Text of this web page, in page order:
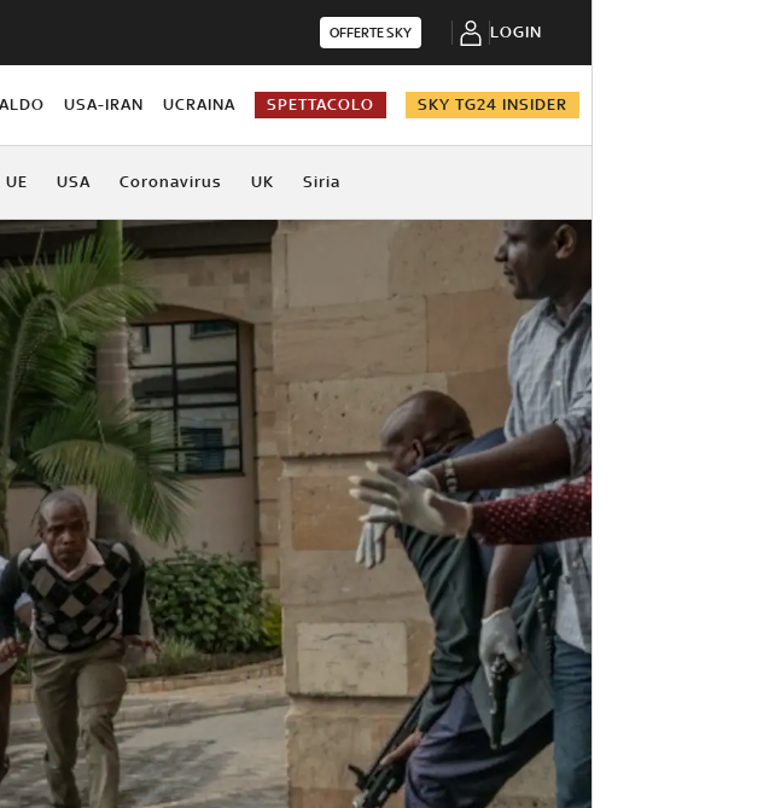
OFFERTE SKY LOGIN
USA-IRAN UCRAINA SPETTACOLO SKY TG24 INSIDER
UE USA Coronavirus UK Siria